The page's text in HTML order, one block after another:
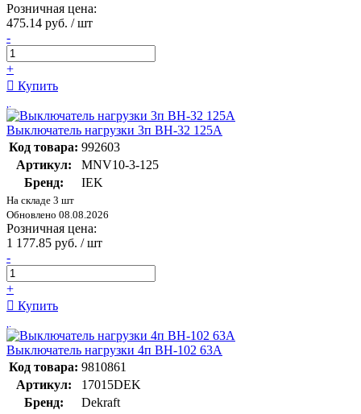
Розничная цена:
475.14 руб. / шт
-
+
Купить
Выключатель нагрузки 3п ВН-32 125А
Код товара: 992603
Артикул:
MNV10-3-125
Бренд:
IEK
На складе 3 шт
Обновлено 08.08.2026
Розничная цена:
1 177.85 руб. / шт
-
+
Купить
Выключатель нагрузки 4п ВН-102 63А
Код товара: 9810861
Артикул:
17015DEK
Бренд:
Dekraft